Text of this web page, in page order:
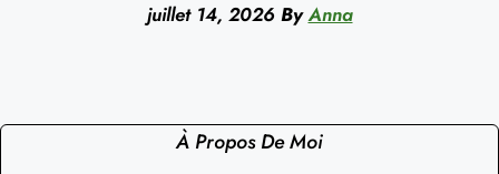
juillet 14, 2026 By Anna
À Propos De Moi